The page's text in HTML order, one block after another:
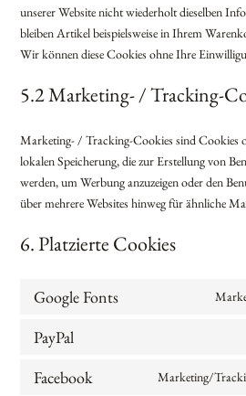
unserer Website nicht wiederholt dieselben
bleiben Artikel beispielsweise in Ihrem
Wir können diese Cookies ohne Ihre
5.2 Marketing- / Tracking-
Marketing- / Tracking-Cookies sind Cookies
lokalen Speicherung, die zur Erstellung von
werden, um Werbung anzuzeigen oder den
über mehrere Websites hinweg für ähnliche
6. Platzierte Cookies
Google Fonts
PayPal
Facebook Marketing/